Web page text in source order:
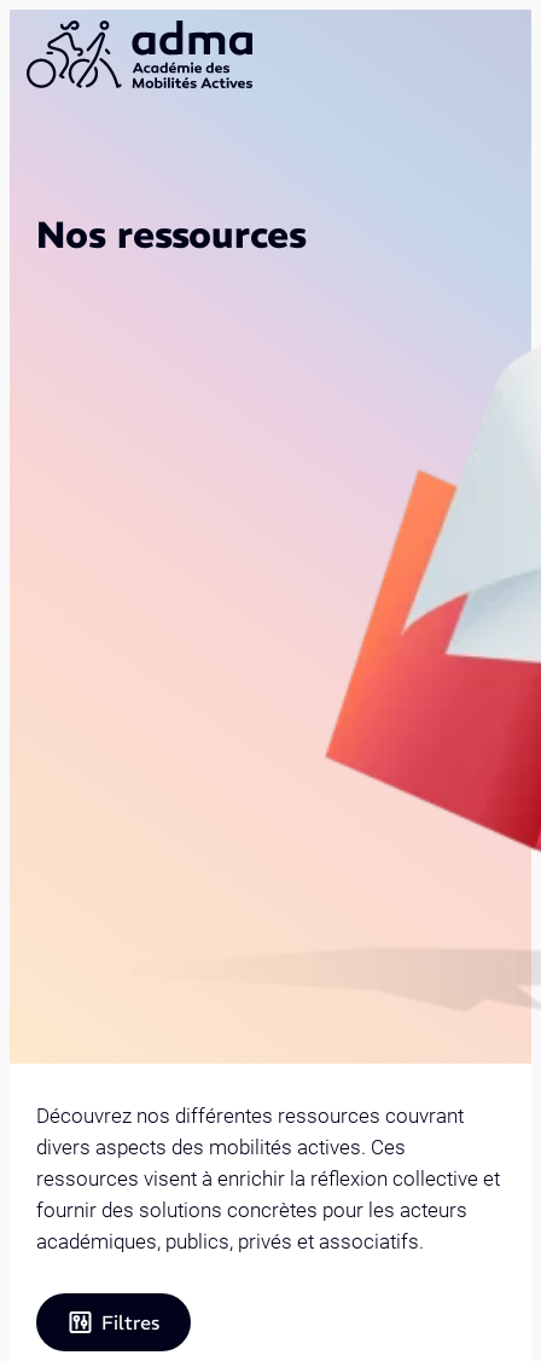
Nos ressources
Découvrez nos différentes ressources couvrant
divers aspects des mobilités actives. Ces
ressources visent à enrichir la réflexion collective et
fournir des solutions concrètes pour les acteurs
académiques, publics, privés et associatifs.
Filtres